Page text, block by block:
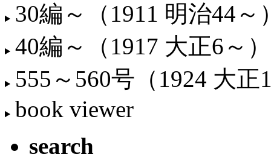
30編～（1911 明治44～
40編～（1917 大正6～）
555～560号（1924 大正
book viewer
search